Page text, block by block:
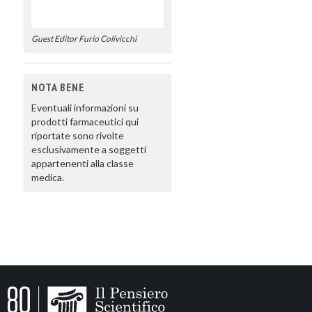
Guest Editor Furio Colivicchi
NOTA BENE
Eventuali informazioni su
prodotti farmaceutici qui
riportate sono rivolte
esclusivamente a soggetti
appartenenti alla classe
medica.